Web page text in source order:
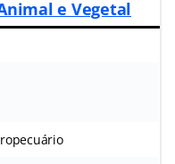
e Vegetal